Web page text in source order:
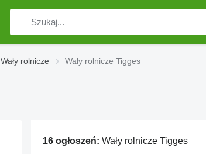
Wały rolnicze Wały rolnicze Tigges
16 ogłoszeń: Wały rolnicze Tigges